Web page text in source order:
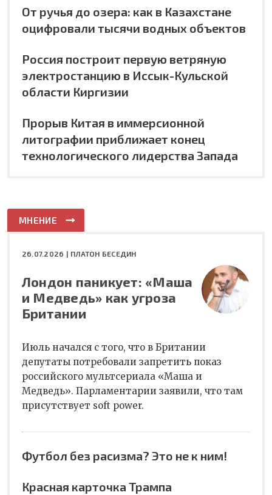
От ручья до озера: как в Казахстане
оцифровали тысячи водных объектов
Россия построит первую ветряную
электростанцию в Иссык-Кульской
области Киргизии
Прорыв Китая в иммерсионной
литографии приближает конец
технологического лидерства Запада
МНЕНИЕ
26.07.2026 | ПЛАТОН БЕСЕДИН
Лондон паникует: «Маша
и Медведь» как угроза
Британии
Июль начался с того, что в Британии
депутаты потребовали запретить показ
российского мультсериала «Маша и
Медведь». Парламентарии заявили, что там
присутствует soft power.
Футбол без расизма? Это не к ним!
Красная карточка Трампа